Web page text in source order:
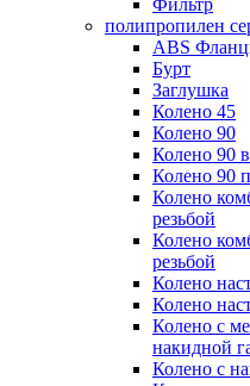
Фильтр
полипропилен
ABS
Бурт
Заглушка
Колено 45
Колено 90
Колено 90
Колено 90
Колено
резьбой
Колено
резьбой
Колено
Колено
Колено с
накидной
Колено с